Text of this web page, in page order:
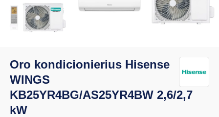
Oro kondicionierius Hisense
WINGS
KB25YR4BG/AS25YR4BW 2,6/2,7
kW